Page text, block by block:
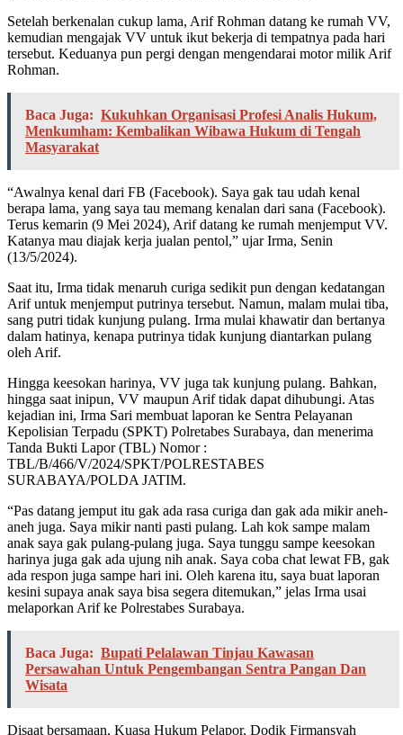
Setelah berkenalan cukup lama, Arif Rohman datang ke rumah VV,
kemudian mengajak VV untuk ikut bekerja di tempatnya pada hari
tersebut. Keduanya pun pergi dengan mengendarai motor milik Arif
Rohman.
Baca Juga: Kukuhkan Organisasi Profesi Analis Hukum,
Menkumham: Kembalikan Wibawa Hukum di Tengah
Masyarakat
“Awalnya kenal dari FB (Facebook). Saya gak tau udah kenal
berapa lama, yang saya tau memang kenalan dari sana (Facebook).
Terus kemarin (9 Mei 2024), Arif datang ke rumah menjemput VV.
Katanya mau diajak kerja jualan pentol,” ujar Irma, Senin
(13/5/2024).
Saat itu, Irma tidak menaruh curiga sedikit pun dengan kedatangan
Arif untuk menjemput putrinya tersebut. Namun, malam mulai tiba,
sang putri tidak kunjung pulang. Irma mulai khawatir dan bertanya
dalam hatinya, kenapa putrinya tidak kunjung diantarkan pulang
oleh Arif.
Hingga keesokan harinya, VV juga tak kunjung pulang. Bahkan,
hingga saat inipun, VV maupun Arif tidak dapat dihubungi. Atas
kejadian ini, Irma Sari membuat laporan ke Sentra Pelayanan
Kepolisian Terpadu (SPKT) Polretabes Surabaya, dan menerima
Tanda Bukti Lapor (TBL) Nomor :
TBL/B/466/V/2024/SPKT/POLRESTABES
SURABAYA/POLDA JATIM.
“Pas datang jemput itu gak ada rasa curiga dan gak ada mikir aneh-
aneh juga. Saya mikir nanti pasti pulang. Lah kok sampe malam
anak saya gak pulang-pulang juga. Saya tunggu sampe keesokan
harinya juga gak ada ujung nih anak. Saya coba chat lewat FB, gak
ada respon juga sampe hari ini. Oleh karena itu, saya buat laporan
kesini supaya anak saya bisa segera ditemukan,” jelas Irma usai
melaporkan Arif ke Polrestabes Surabaya.
Baca Juga: Bupati Pelalawan Tinjau Kawasan
Persawahan Untuk Pengembangan Sentra Pangan Dan
Wisata
Disaat bersamaan, Kuasa Hukum Pelapor, Dodik Firmansyah